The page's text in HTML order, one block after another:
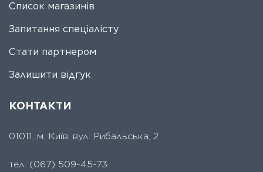
Список магазинів
Запитання спеціалісту
Стати партнером
Залишити відгук
КОНТАКТИ
01011, м. Київ, вул. Рибальська, 2
тел. (067) 509-45-73